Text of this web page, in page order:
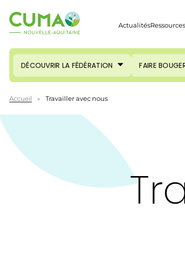
ActualitésRessources
DÉCOUVRIR LA FÉDÉRATION FAIRE
Accueil » Travailler avec nous